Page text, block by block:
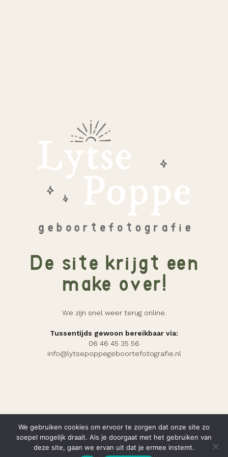
De site krijgt een
make-over!
We zijn snel weer terug online.
Tussentijds gewoon bereikbaar via:
06 46 45 35 56
info@lytsepoppegeboortefotografie.nl
We gebruiken cookies om ervoor te zorgen dat onze site zo
soepel mogelijk draait. Als je doorgaat met het gebruiken van
deze site, gaan we ervan uit dat je ermee instemt.